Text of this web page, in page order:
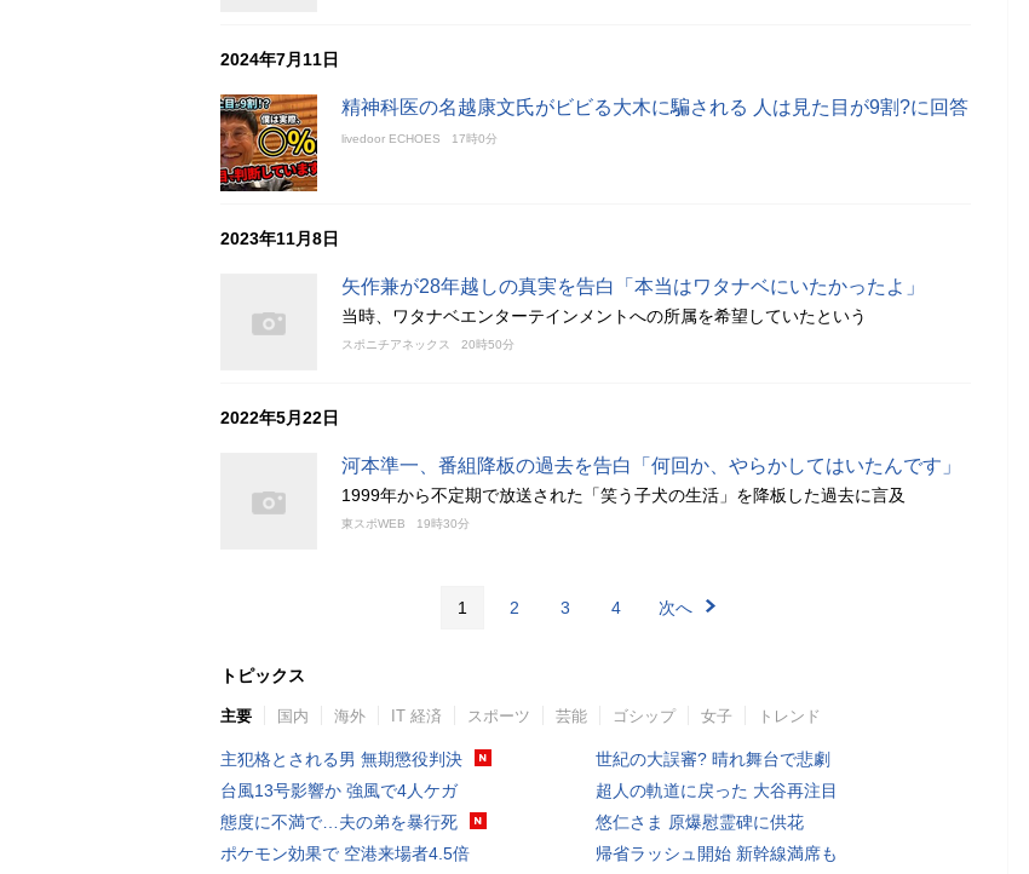
2024年7月11日
精神科医の名越康文氏がビビる大木に騙される 人は見た目が9割?に回答
livedoor ECHOES 17時0分
2023年11月8日
矢作兼が28年越しの真実を告白「本当はワタナベにいたかったよ」
当時、ワタナベエンターテインメントへの所属を希望していたという
スポニチアネックス 20時50分
2022年5月22日
河本準一、番組降板の過去を告白「何回か、やらかしてはいたんです」
1999年から不定期で放送された「笑う子犬の生活」を降板した過去に言及
東スポWEB 19時30分
1 2 3 4 次へ
トピックス
主要 国内 海外 IT 経済 スポーツ 芸能 ゴシップ 女子 トレンド
主犯格とされる男 無期懲役判決
台風13号影響か 強風で4人ケガ
態度に不満で…夫の弟を暴行死
ポケモン効果で 空港来場者4.5倍
世紀の大誤審? 晴れ舞台で悲劇
超人の軌道に戻った 大谷再注目
悠仁さま 原爆慰霊碑に供花
帰省ラッシュ開始 新幹線満席も